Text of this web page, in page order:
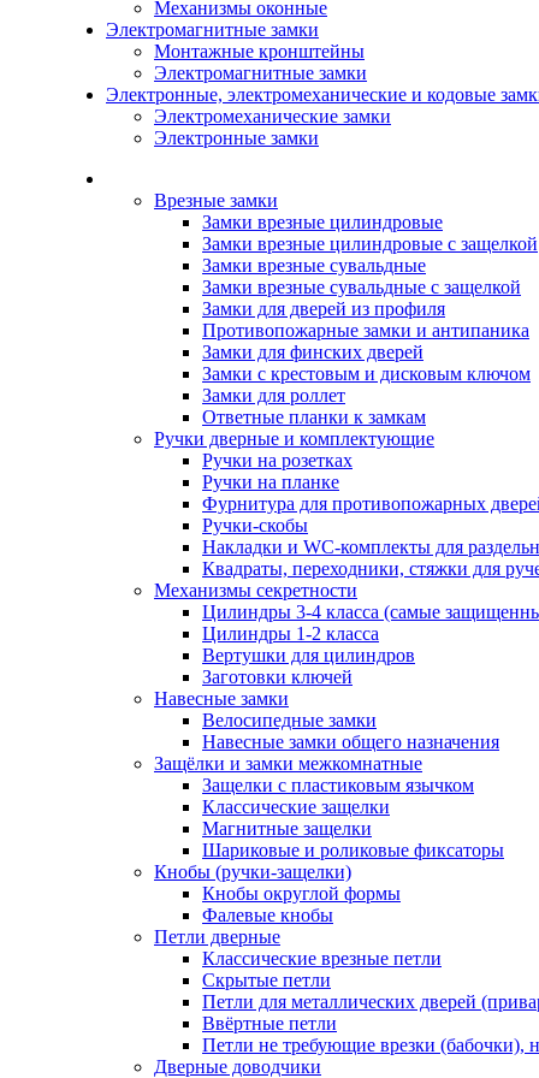
Механизмы оконные
Электромагнитные замки
Монтажные кронштейны
Электромагнитные замки
Электронные, электромеханические и кодовые
Электромеханические замки
Электронные замки
Врезные замки
Замки врезные цилиндровые
Замки врезные цилиндровые с защелкой
Замки врезные сувальдные
Замки врезные сувальдные с защелкой
Замки для дверей из профиля
Противопожарные замки и антипаника
Замки для финских дверей
Замки с крестовым и дисковым ключом
Замки для роллет
Ответные планки к замкам
Ручки дверные и комплектующие
Ручки на розетках
Ручки на планке
Фурнитура для противопожарных
Ручки-скобы
Накладки и WC-комплекты для
Квадраты, переходники, стяжки для
Механизмы секретности
Цилиндры 3-4 класса (самые
Цилиндры 1-2 класса
Вертушки для цилиндров
Заготовки ключей
Навесные замки
Велосипедные замки
Навесные замки общего назначения
Защёлки и замки межкомнатные
Защелки с пластиковым язычком
Классические защелки
Магнитные защелки
Шариковые и роликовые фиксаторы
Кнобы (ручки-защелки)
Кнобы округлой формы
Фалевые кнобы
Петли дверные
Классические врезные петли
Скрытые петли
Петли для металлических дверей
Ввёртные петли
Петли не требующие врезки (бабочки),
Дверные доводчики